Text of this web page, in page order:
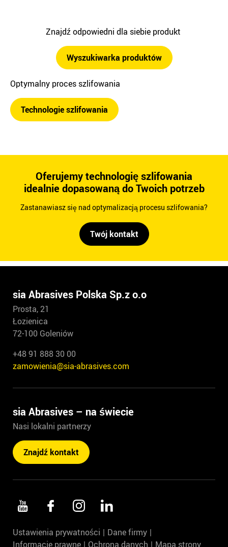
Znajdź odpowiedni dla siebie produkt
Wyszukiwarka produktów
Optymalny proces szlifowania
Technologie szlifowania
Oferujemy technologię szlifowania
idealnie dopasowaną do Twoich potrzeb
Zastanawiasz się nad optymalizacją procesu szlifowania?
Twój kontakt
sia Abrasives Polska Sp.z o.o
Prosta, 21
Łozienica
72-100 Goleniów
+48 91 888 30 00
zamowienia@sia-abrasives.com
sia Abrasives – na świecie
Nasi lokalni partnerzy
Znajdź kontakt
Ustawienia prywatności
Dane firmy
Informacje prawne
Ochrona danych Mapa strony